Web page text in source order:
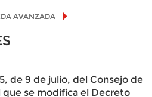
AVANZADA
de 9 de julio, del Consejo de
que se modifica el Decreto